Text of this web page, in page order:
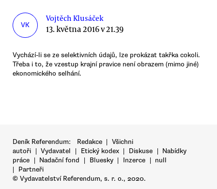
VK
Vojtěch Klusáček
13. května 2016 v 21.39
Vychází-li se ze selektivních údajů, lze prokázat takřka cokoli.
Třeba i to, že vzestup krajní pravice není obrazem (mimo jiné)
ekonomického selhání.
Deník Referendum: Redakce | Všichni
autoři | Vydavatel | Etický kodex | Diskuse | Nabídky
práce | Nadační fond | Bluesky | Inzerce | null
|
Partneři
© Vydavatelství Referendum, s. r. o., 2020.